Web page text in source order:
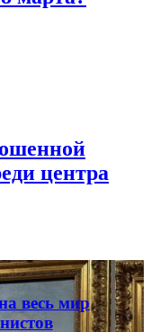
центра
весь мир